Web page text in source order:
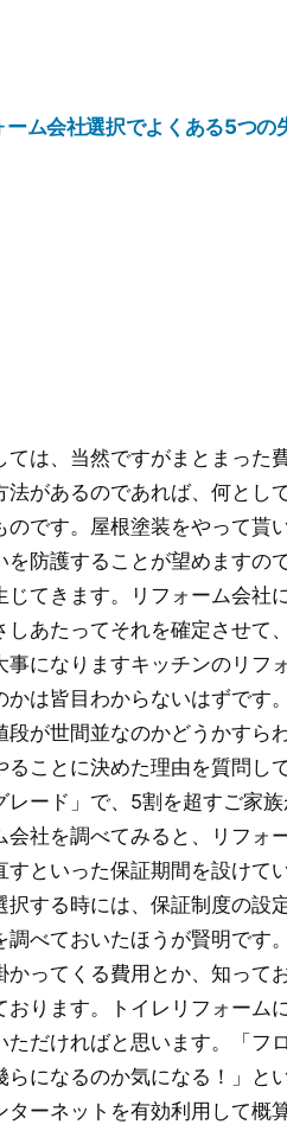
ーム会社選択でよくある5つの
ては、当然ですがまとまった
法があるのであれば、何とし
のです。屋根塗装をやって貰
を防護することが望めますの
じてきます。リフォーム会社
しあたってそれを確定させて
事になりますキッチンのリフ
かは皆目わからないはずです
段が世間並なのかどうかすら
ることに決めた理由を質問し
レード」で、5割を超すご家
会社を調べてみると、リフォ
といった保証期間を設けて
択する時には、保証制度の設
調べておいたほうが賢明です
かってくる費用とか、知って
おります。トイレリフォーム
ただければと思います。「フ
らになるのか気になる！」と
ターネットを有効利用して概